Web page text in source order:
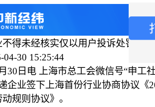
不得未经核实仅以用户投诉处罚快
04-30 15:25:44
日电 上海市总工会微信号“申工
企业签下上海首份行业协商协议《
规则协议》。